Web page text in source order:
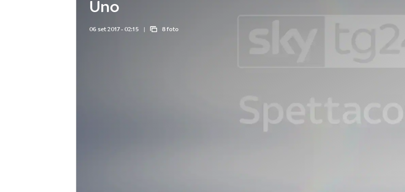
Uno
06 set 2017 - 02:15 8 foto